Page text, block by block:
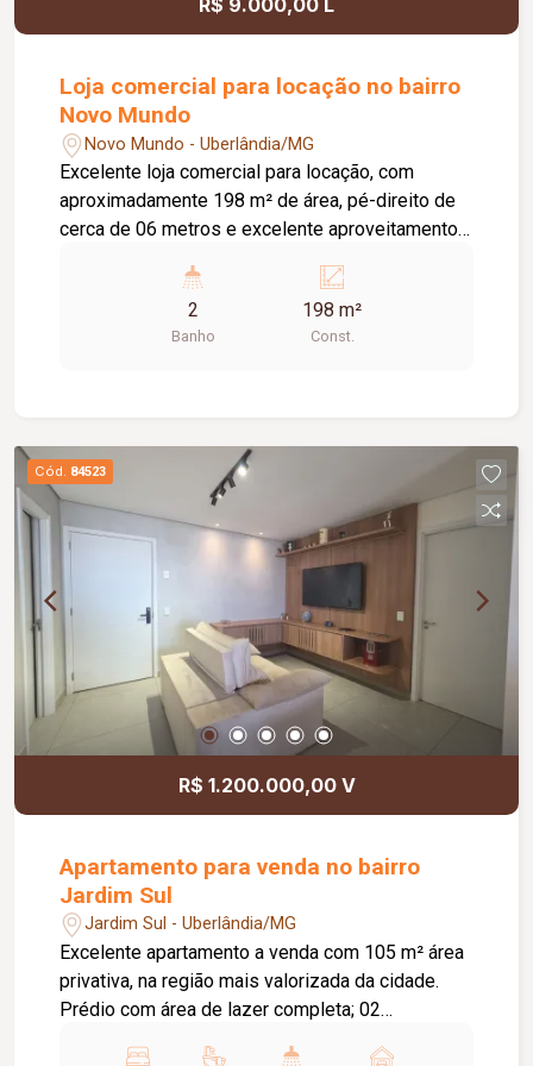
R$ 9.000,00 L
Loja comercial para locação no bairro
Novo Mundo
Novo Mundo - Uberlândia/MG
Excelente loja comercial para locação, com
aproximadamente 198 m² de área, pé-direito de
cerca de 06 metros e excelente aproveitamento
usinado, telhado com isolamento acústico e
térmico, 02 banheiros e estacionamento frontal,
oferecendo praticidade, conforto e estrutura ideal
2
Banho
198 m²
Const.
Cód. 84523
R$ 1.200.000,00 V
Apartamento para venda no bairro
Jardim Sul
Jardim Sul - Uberlândia/MG
Excelente apartamento a venda com 105 m² área
privativa, na região mais valorizada da cidade.
Prédio com área de lazer completa; 02